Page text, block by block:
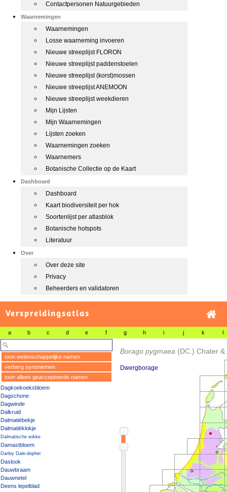
Contactpersonen Natuurgebieden
Waarnemingen
Waarnemingen
Losse waarneming invoeren
Nieuwe streeplijst FLORON
Nieuwe streeplijst paddenstoelen
Nieuwe streeplijst (korst)mossen
Nieuwe streeplijst ANEMOON
Nieuwe streeplijst weekdieren
Mijn Lijsten
Mijn Waarnemingen
Lijsten zoeken
Waarnemingen zoeken
Waarnemers
Botanische Collectie op de Kaart
Dashboard
Dashboard
Kaart biodiversiteit per hok
Soortenlijst per atlasblok
Botanische hotspots
Literatuur
Over
Over deze site
Privacy
Beheerders en validatoren
Verspreidingsatlas
a b c d e f g h i j k l
toon wetenschappelijke namen
verberg synoniemen
toon alleen geaccepteerde namen
Dagkoekoeksbloem
Dagschone
Dagwinde
Dalkruid
Dalmatiëbekje
Dalmatiëklokje
Dalmatische wikke
Damastbloem
Darley Dale-dophei
Daslook
Dauwbraam
Dauwnetel
Deens lepelblad
Borago pygmaea (DC.) Chater
Dwergborage